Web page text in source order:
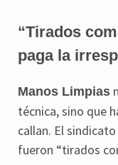
“Tirados
paga la
Manos Limpias
técnica, sino que
callan. El
fueron “tirados